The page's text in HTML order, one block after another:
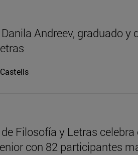
Andreev, graduado
Filosofía y Letras
con 82 participantes